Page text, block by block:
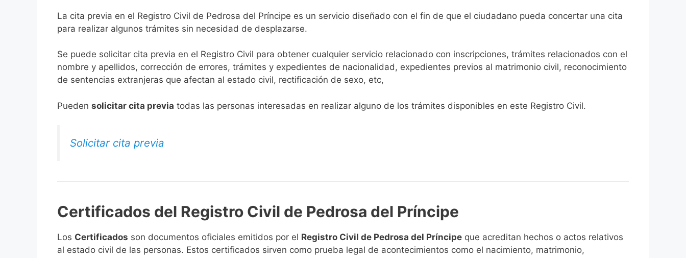
​​​​​​​​​​​​​​​​​​​​​​​​​​​​La cita previa en el Registro Civil de Pedrosa del Príncipe es un servicio diseñado con el fin de que el ciudadano pueda concertar una cita
para realizar algunos trámites sin necesidad de desplazarse.​
Se puede solicitar cita previa en el Registro Civil para obtener cualquier servicio relacionado con inscripciones, trámites relacionados con el
nombre y apellidos, corrección de errores, trámites y expedientes de nacionalidad, expedientes previos al matrimonio civil, reconocimiento
de sentencias extranjeras que afectan al estado civil, rectificación de sexo, etc,
​Pueden solicitar cita previa todas las personas interesadas en realizar alguno de los trámites disponibles en este Registro Civil.​
Solicitar cita previa
Certificados del Registro Civil de Pedrosa del Príncipe
Los Certificados son documentos oficiales emitidos por el Registro Civil de Pedrosa del Príncipe que acreditan hechos o actos relativos
al estado civil de las personas. Estos certificados sirven como prueba legal de acontecimientos como el nacimiento, matrimonio,